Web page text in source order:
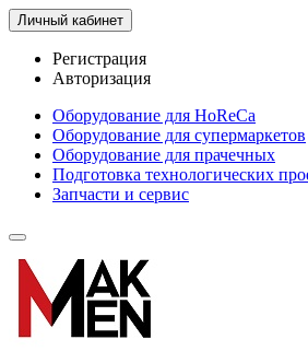
Личный кабинет
Регистрация
Авторизация
Оборудование для HoReCa
Оборудование для супермаркетов
Оборудование для прачечных
Подготовка технологических
Запчасти и сервис